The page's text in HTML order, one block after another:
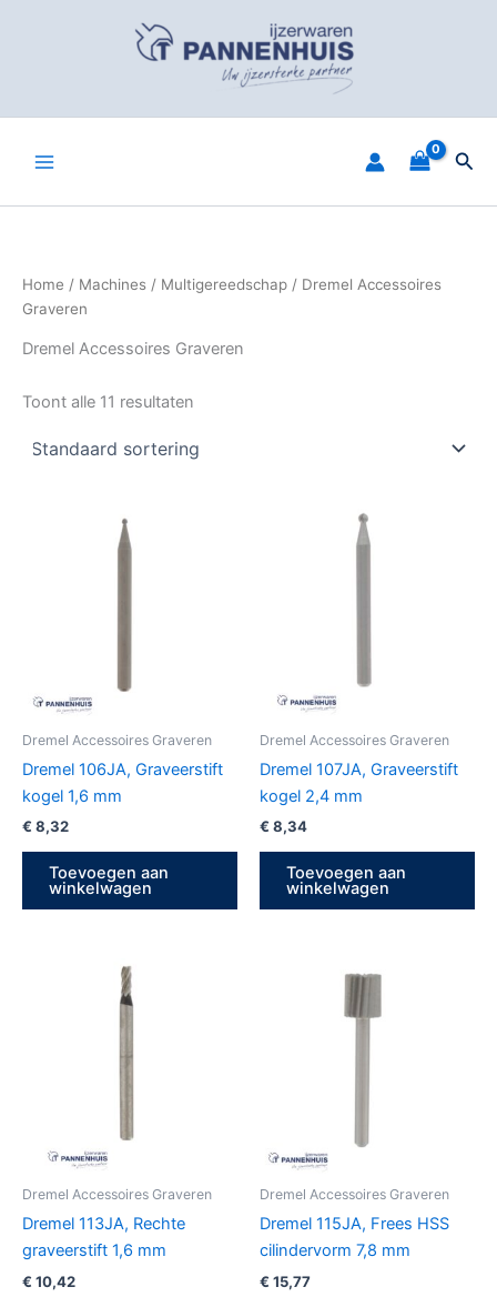
Home / Machines / Multigereedschap / Dremel Accessoires
Graveren
Dremel Accessoires Graveren
Toont alle 11 resultaten
Dremel Accessoires Graveren
Dremel 106JA, Graveerstift
kogel 1,6 mm
€ 8,32
Toevoegen aan
winkelwagen
Dremel Accessoires Graveren
Dremel 107JA, Graveerstift
kogel 2,4 mm
€ 8,34
Toevoegen aan
winkelwagen
Dremel Accessoires Graveren
Dremel 113JA, Rechte
graveerstift 1,6 mm
€ 10,42
Dremel Accessoires Graveren
Dremel 115JA, Frees HSS
cilindervorm 7,8 mm
€ 15,77